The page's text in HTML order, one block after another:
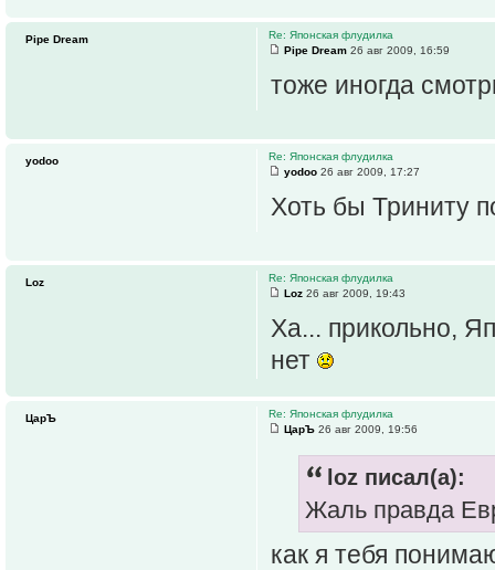
Re: Японская флудилка
Pipe Dream 26 авг 2009, 16:59
тоже иногда
Pipe Dream
Re: Японская флудилка
yodoo 26 авг 2009, 17:27
Хоть бы Триниту
yodoo
Re: Японская флудилка
Loz 26 авг 2009, 19:43
Ха... прикольно,
нет
Loz
Re: Японская флудилка
ЦарЪ 26 авг 2009, 19:56
loz писал(а):
Жаль правда
как я тебя
ЦарЪ